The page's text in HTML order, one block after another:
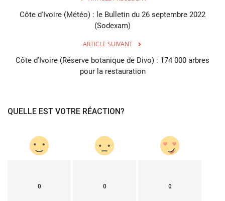
Côte d'Ivoire (Météo) : le Bulletin du 26 septembre 2022
(Sodexam)
ARTICLE SUIVANT
Côte d’Ivoire (Réserve botanique de Divo) : 174 000 arbres
pour la restauration
QUELLE EST VOTRE RÉACTION?
0 0 0